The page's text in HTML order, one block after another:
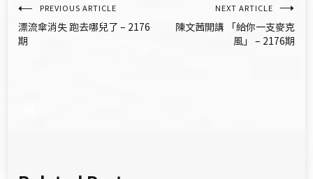
文
章
PREVIOUS ARTICLE
漂流傘消失 跑去哪兒了 – 2176
期
NEXT ARTICLE
陳文茜開講 「給你一支麥克
風」 – 2176期